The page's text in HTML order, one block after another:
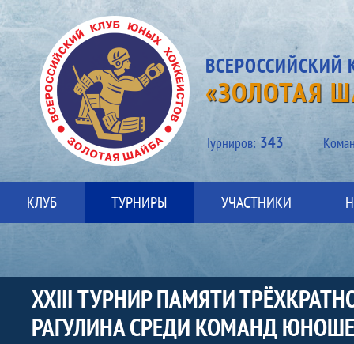
«ЗОЛОТАЯ
Турниров: 343
КЛУБ ТУРНИРЫ УЧАСТНИКИ
XXIII ТУРНИР ПАМЯТИ
РАГУЛИНА СРЕДИ КОМАНД